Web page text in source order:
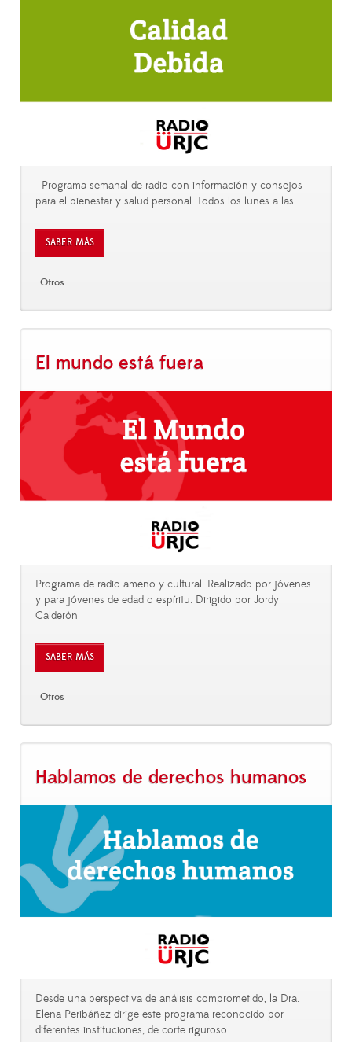
Programa semanal de radio con información y consejos
para el bienestar y salud personal. Todos los lunes a las
SABER MÁS
Otros
El mundo está fuera
Programa de radio ameno y cultural. Realizado por jóvenes
y para jóvenes de edad o espíritu. Dirigido por Jordy
Calderón
SABER MÁS
Otros
Hablamos de derechos humanos
Desde una perspectiva de análisis comprometido, la Dra.
Elena Peribáñez dirige este programa reconocido por
diferentes instituciones, de corte riguroso